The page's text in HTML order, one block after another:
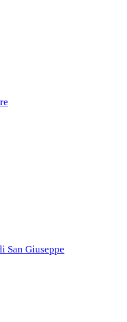
San Giuseppe